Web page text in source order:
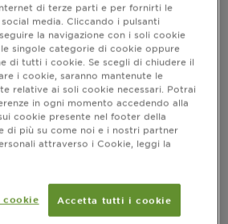
HAIR-CARE
Color Resist
di terze parti e per fornirti le
media. Cliccando i pulsanti
la navigazione con i soli cookie
le singole categorie di cookie oppure
di tutti i cookie. Se scegli di chiudere il
i cookie, saranno mantenute le
relative ai soli cookie necessari. Potrai
in ogni momento accedendo alla
cookie presente nel footer della
di più su come noi e i nostri partner
attraverso i Cookie, leggi la
cookie Accetta tutti i cookie